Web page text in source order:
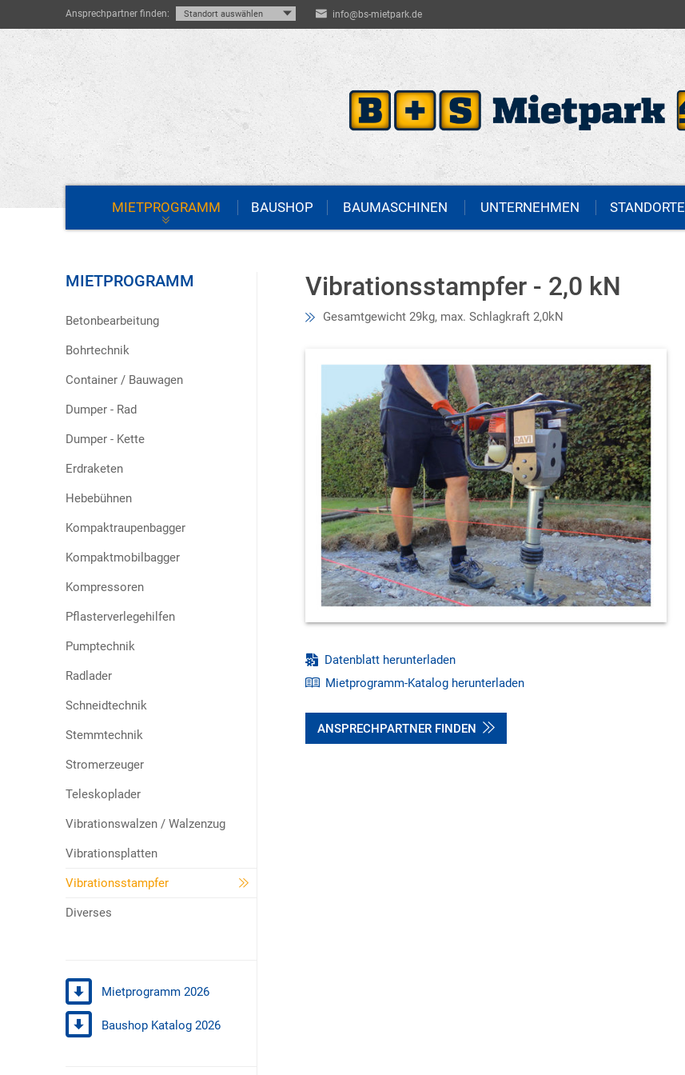
Ansprechpartner finden: info@bs-mietpark.de
MIETPROGRAMM BAUSHOP BAUMASCHINEN UNTERNEHMEN STANDORTE
Vibrationsstampfer - 2,0 kN
Gesamtgewicht 29kg, max. Schlagkraft 2,0kN
Datenblatt herunterladen
Mietprogramm-Katalog herunterladen
ANSPRECHPARTNER FINDEN
MIETPROGRAMM
Betonbearbeitung
Bohrtechnik
Container / Bauwagen
Dumper - Rad
Dumper - Kette
Erdraketen
Hebebühnen
Kompaktraupenbagger
Kompaktmobilbagger
Kompressoren
Pflasterverlegehilfen
Pumptechnik
Radlader
Schneidtechnik
Stemmtechnik
Stromerzeuger
Teleskoplader
Vibrationswalzen / Walzenzug
Vibrationsplatten
Vibrationsstampfer
Diverses
Mietprogramm 2026
Baushop Katalog 2026